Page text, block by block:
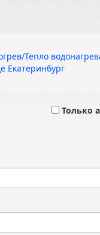
Тепло
Екатеринбург
Только